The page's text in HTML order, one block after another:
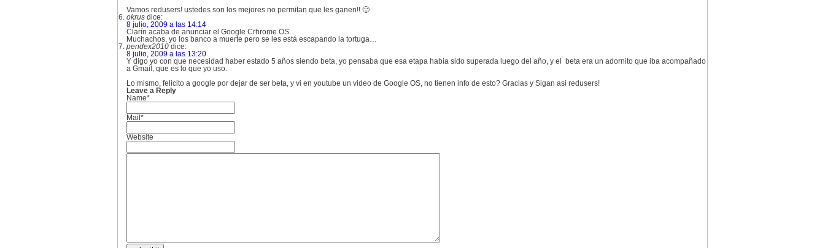
Vamos redusers! ustedes son los mejores no permitan que les ganen!! 🙂
okrus dice:
8 julio, 2009 a las 14:14
Clarín acaba de anunciar el Google Crhrome OS.
Muchachos, yo los banco a muerte pero se les está escapando la tortuga…
pendex2010 dice:
8 julio, 2009 a las 13:20
Y digo yo con que necesidad haber estado 5 años siendo beta, yo pensaba que esa etapa habia sido superada luego del año, y el beta era un adornito que iba acompañado
a Gmail, que es lo que yo uso.
Lo mismo, felicito a google por dejar de ser beta, y vi en youtube un video de Google OS, no tienen info de esto? Gracias y Sigan asi redusers!
Leave a Reply
Name*
Mail*
Website